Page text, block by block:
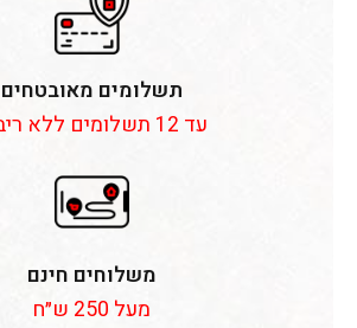
תשלומים מאובטחים
עד 12 תשלומים ללא ריבית
משלוחים חינם
מעל 250 ש״ח